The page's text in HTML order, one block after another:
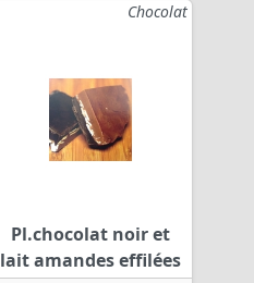
Chocolat
Pl.chocolat noir et
lait amandes effilées